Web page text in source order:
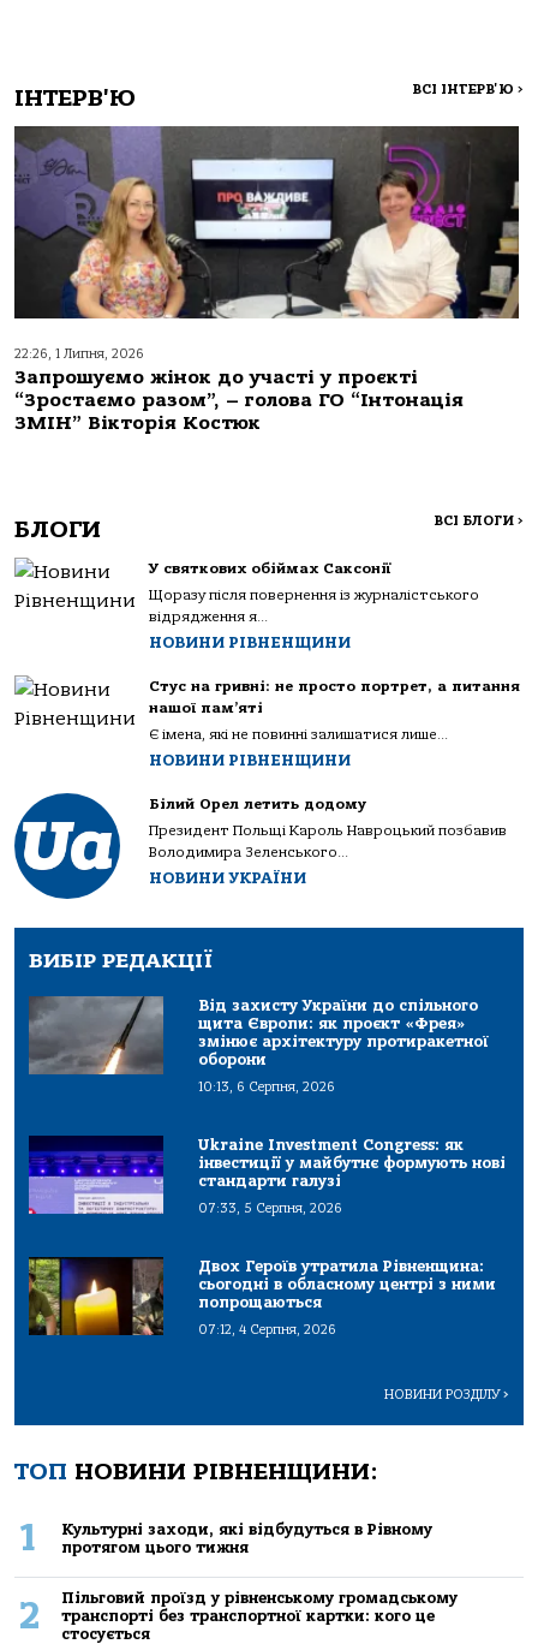
ІНТЕРВ'Ю ВСІ ІНТЕРВ'Ю >
22:26, 1 Липня, 2026
Запрошуємо жінок до участі у проєкті
“Зростаємо разом”, – голова ГО “Інтонація
ЗМІН” Вікторія Костюк
БЛОГИ ВСІ БЛОГИ >
У святкових обіймах Саксонії
Щоразу після повернення із журналістського
відрядження я...
НОВИНИ РІВНЕНЩИНИ
Стус на гривні: не просто портрет, а питання
нашої пам’яті
Є імена, які не повинні залишатися лише...
НОВИНИ РІВНЕНЩИНИ
Білий Орел летить додому
Президент Польщі Кароль Навроцький позбавив
Володимира Зеленського...
НОВИНИ УКРАЇНИ
ВИБІР РЕДАКЦІЇ
Від захисту України до спільного
щита Європи: як проєкт «Фрея»
змінює архітектуру протиракетної
оборони
10:13, 6 Серпня, 2026
Ukraine Investment Congress: як
інвестиції у майбутнє формують нові
стандарти галузі
07:33, 5 Серпня, 2026
Двох Героїв утратила Рівненщина:
сьогодні в обласному центрі з ними
попрощаються
07:12, 4 Серпня, 2026
НОВИНИ РОЗДІЛУ>
ТОП НОВИНИ РІВНЕНЩИНИ:
1
Культурні заходи, які відбудуться в Рівному
протягом цього тижня
2
Пільговий проїзд у рівненському громадському
транспорті без транспортної картки: кого це
стосується